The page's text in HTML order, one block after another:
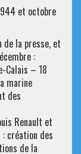
et octobre
la presse, et
:
Calais – 18
marine
des
Renault et
création des
de la